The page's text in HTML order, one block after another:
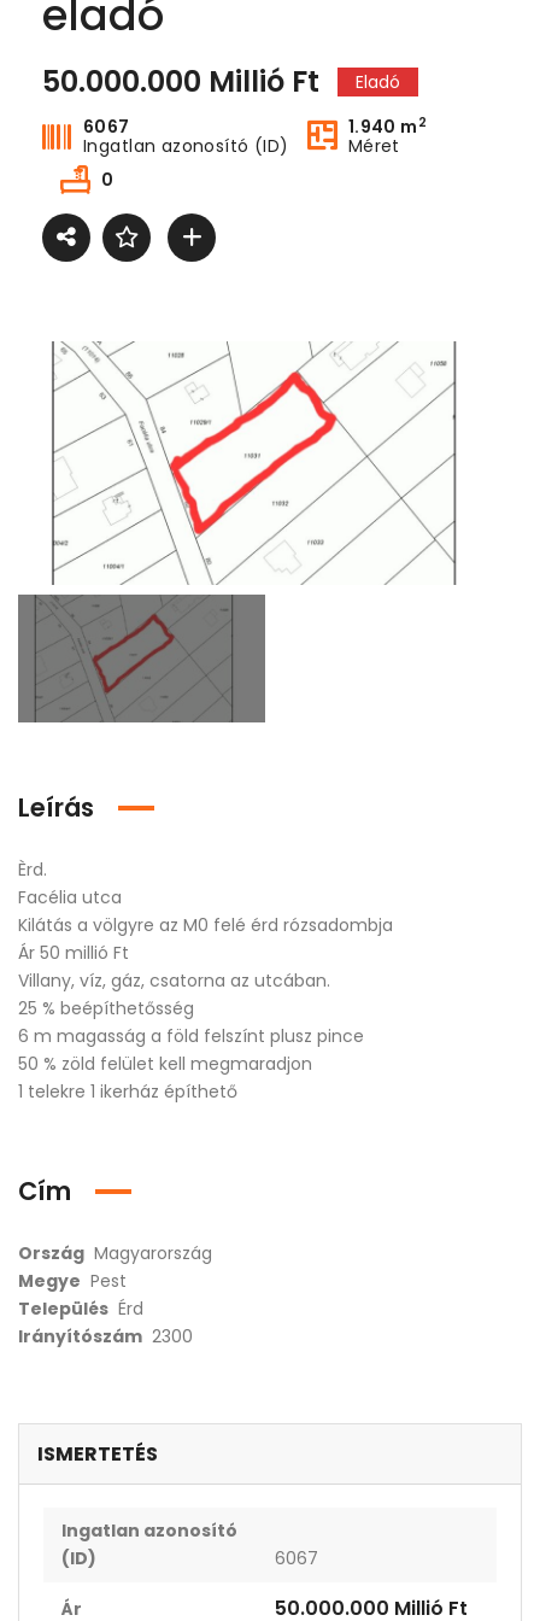
eladó
50.000.000 Millió Ft
Eladó
6067
Ingatlan azonosító (ID)
1.940 m 2
Méret
0
Leírás
Èrd.
Facélia utca
Kilátás a völgyre az M0 felé érd rózsadombja
Ár 50 millió Ft
Villany, víz, gáz, csatorna az utcában.
25 % beépíthetősség
6 m magasság a föld felszínt plusz pince
50 % zöld felület kell megmaradjon
1 telekre 1 ikerház építhető
Cím
Ország Magyarország
Megye Pest
Település Érd
Irányítószám 2300
ISMERTETÉS
Ingatlan azonosító
(ID)
6067
Ár 50.000.000 Millió Ft
Dunaparti egyedi kialakítású lakás eladó
59.000.000Ft